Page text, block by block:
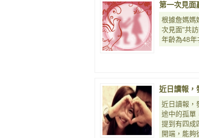
第一次見面
根據詹媽媽
次見面"共
年齡為48年
近日讀報，
近日讀報，
途中的孤單
提到有四成
開端，能夠